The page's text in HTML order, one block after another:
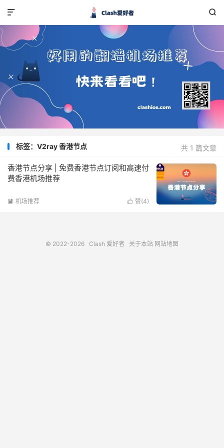


共 1 篇文章
标签：V2ray 香港节点
香港节点分享 | 免费香港节点订阅和高速付
费香港机场推荐
 赞(4)
 机场推荐
© 2022-2026 Clash 爱好者 关于本站 网站地图